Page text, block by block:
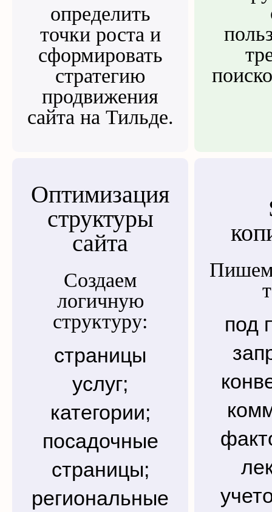
определить
точки роста и
сформировать
стратегию
продвижения
сайта на Тильде.
Оптимизация
структуры
сайта
Создаем
логичную
структуру:
страницы
услуг;
категории;
посадочные
страницы;
региональные
Пишем
под